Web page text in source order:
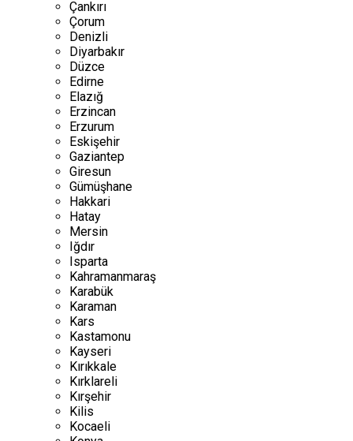
Çankırı
Çorum
Denizli
Diyarbakır
Düzce
Edirne
Elazığ
Erzincan
Erzurum
Eskişehir
Gaziantep
Giresun
Gümüşhane
Hakkari
Hatay
Mersin
Iğdır
Isparta
Kahramanmaraş
Karabük
Karaman
Kars
Kastamonu
Kayseri
Kırıkkale
Kırklareli
Kırşehir
Kilis
Kocaeli